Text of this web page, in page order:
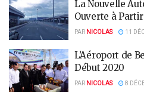
La Nouvelle
Ouverte à
PAR NICOLAS 11
L’Aéroport de
Début 2020
PAR NICOLAS 8